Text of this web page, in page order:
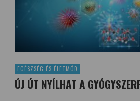
EGÉSZSÉG ÉS ÉLETMÓD
ÚJ ÚT NYÍLHAT A